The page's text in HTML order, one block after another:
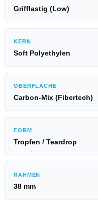
Grifflastig (Low)
KERN
Soft Polyethylen
OBERFLÄCHE
Carbon-Mix (Fibertech)
FORM
Tropfen / Teardrop
RAHMEN
38 mm